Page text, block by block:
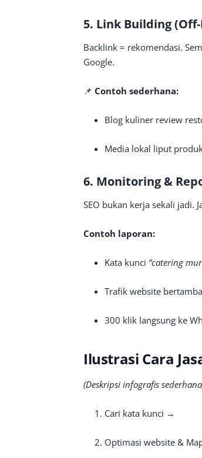
5. Link Building (Off-
Backlink = rekomendasi.
Google.
📌 Contoh sederhana:
Blog kuliner review
Media lokal liput
6. Monitoring &
SEO bukan kerja sekali jadi.
Contoh laporan:
Kata kunci “catering
Trafik website
300 klik langsung ke
Ilustrasi Cara
(Deskripsi infografis
Cari kata kunci →
Optimasi website &